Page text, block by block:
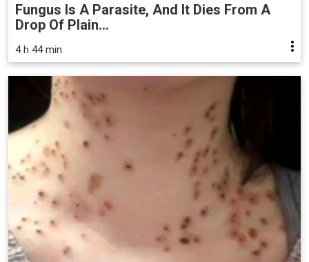
Fungus Is A Parasite, And It Dies From A
Drop Of Plain...
4 h 44 min